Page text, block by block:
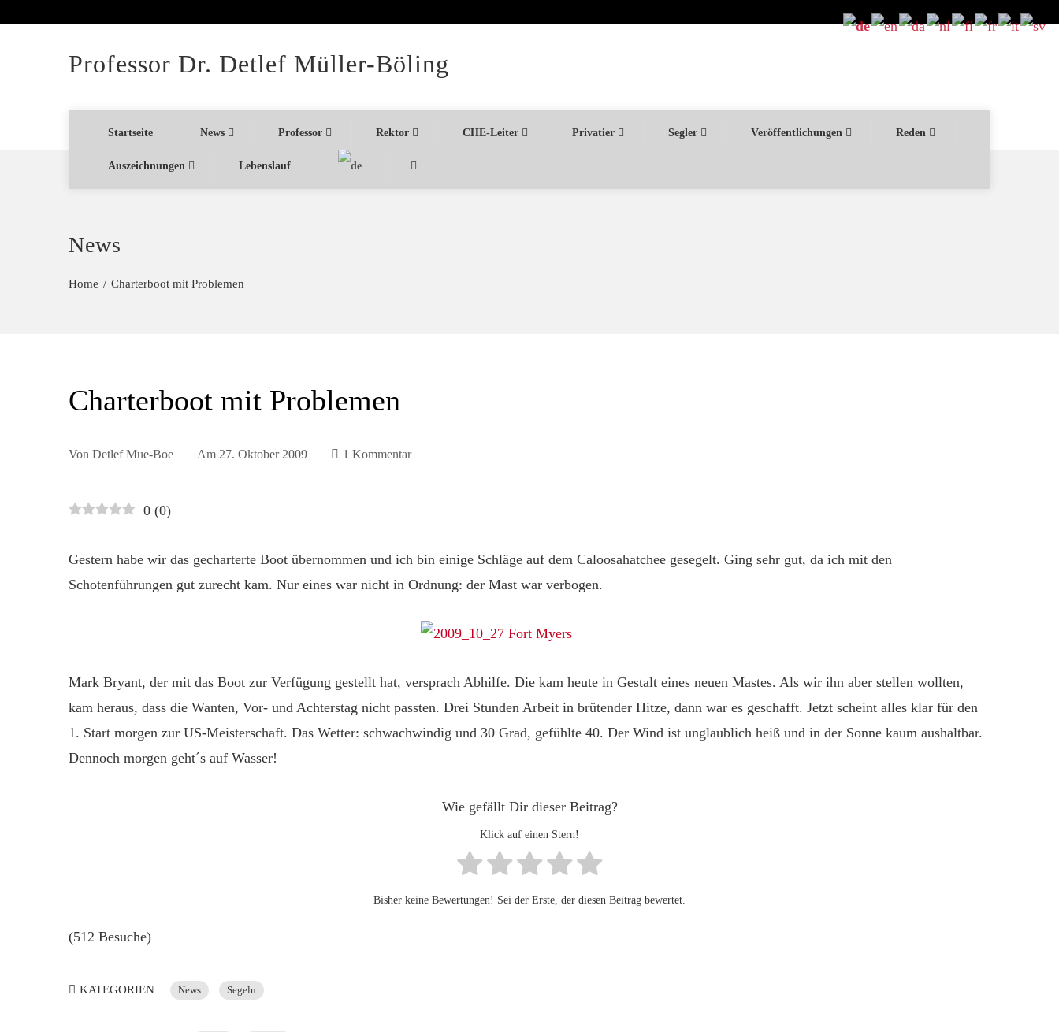
Professor Dr. Detlef Müller-Böling
Startseite News Professor Rektor CHE-Leiter Privatier Segler Veröffentlichungen Reden
Auszeichnungen Lebenslauf
News
Home Charterboot mit Problemen
Charterboot mit Problemen
Von Detlef Mue-Boe Am 27. Oktober 2009 1 Kommentar
0 (0)
Gestern habe wir das gecharterte Boot übernommen und ich bin einige Schläge auf dem Caloosahatchee gesegelt. Ging sehr gut, da ich mit den
Schotenführungen gut zurecht kam. Nur eines war nicht in Ordnung: der Mast war verbogen.
Mark Bryant, der mit das Boot zur Verfügung gestellt hat, versprach Abhilfe. Die kam heute in Gestalt eines neuen Mastes. Als wir ihn aber stellen wollten,
kam heraus, dass die Wanten, Vor- und Achterstag nicht passten. Drei Stunden Arbeit in brütender Hitze, dann war es geschafft. Jetzt scheint alles klar für den
1. Start morgen zur US-Meisterschaft. Das Wetter: schwachwindig und 30 Grad, gefühlte 40. Der Wind ist unglaublich heiß und in der Sonne kaum aushaltbar.
Dennoch morgen geht´s auf Wasser!
Wie gefällt Dir dieser Beitrag?
Klick auf einen Stern!
Bisher keine Bewertungen! Sei der Erste, der diesen Beitrag bewertet.
(512 Besuche)
KATEGORIEN News Segeln